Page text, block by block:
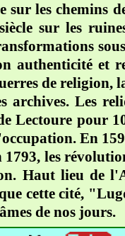
sur les chemins
sur les
authenticité et
de religion,
archives. Les
Lectoure pour
En
1793, les
Haut lieu de
cette cité,
de nos jours.